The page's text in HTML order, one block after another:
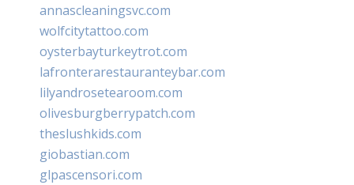
annascleaningsvc.com
wolfcitytattoo.com
oysterbayturkeytrot.com
lafronterarestauranteybar.com
lilyandrosetearoom.com
olivesburgberrypatch.com
theslushkids.com
giobastian.com
glpascensori.com